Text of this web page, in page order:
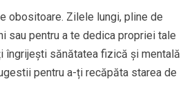
obositoare. Zilele lungi, pline de
sau pentru a te dedica propriei tale
îngrijești sănătatea fizică și mentală
pentru a-ți recăpăta starea de